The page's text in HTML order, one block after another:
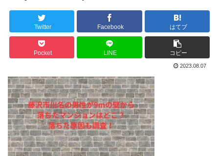
Twitter Facebook はてブ
Pocket LINE コピー
2023.08.07